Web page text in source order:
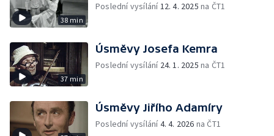
38 min
Poslední vysílání12. 4. 2025 na ČT1
37 min
Úsměvy Josefa Kemra
Poslední vysílání 24. 1. 2025 na ČT1
Úsměvy Jiřího Adamíry
Poslední vysílání4. 4. 2026 na ČT1